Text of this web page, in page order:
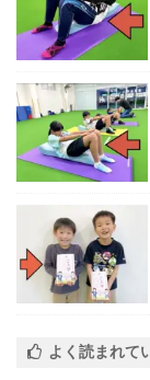
よく読まれて